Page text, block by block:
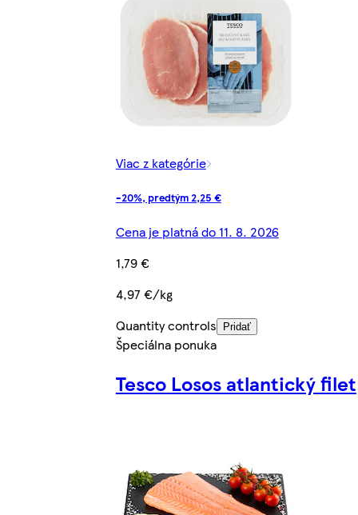
Viac z kategórie
-20%, predtým 2,25 €
Cena je platná do 11. 8. 2026
1,79 €
4,97 €/kg
Quantity controls
Pridať
Špeciálna ponuka
Tesco Losos atlantický filet